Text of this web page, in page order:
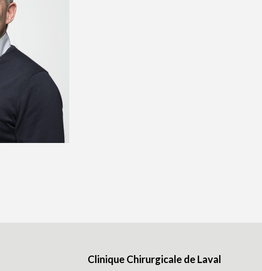
Clinique Chirurgicale de Laval